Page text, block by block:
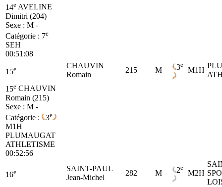
14e AVELINE
Dimitri (204)
Sexe : M -
Catégorie : 7e
SEH
00:51:08
15e
CHAUVIN
Romain
215 M 3e
M1H
15e CHAUVIN
Romain (215)
Sexe : M -
Catégorie :
3e
M1H
PLUMAUGAT
ATHLETISME
00:52:56
16e
SAINT-PAUL
Jean-Michel
282 M 2e
M2H